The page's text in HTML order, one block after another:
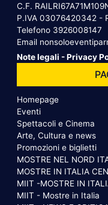
C.F.
P.IVA 03076420342 -
Telefono 3926008147
Email
Note legali -Privacy
Homepage
Eventi
Spettacoli e Cinema
Arte, Cultura e news
Promozioni e biglietti
MOSTRE NEL NORD
MOSTRE IN ITALIA
MIIT -MOSTRE IN
MIIT - Mostre in Italia